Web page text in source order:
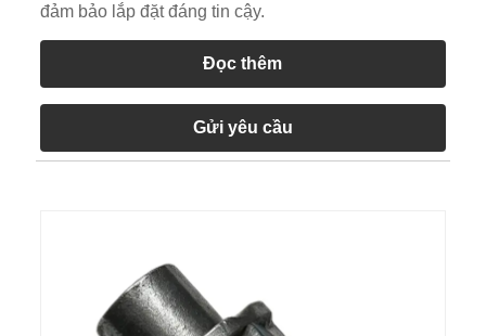
đảm bảo lắp đặt đáng tin cậy.
Đọc thêm
Gửi yêu cầu